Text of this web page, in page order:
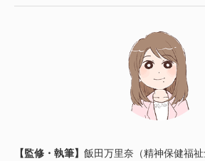
【監修・執筆】 飯田万里奈（精神保健福